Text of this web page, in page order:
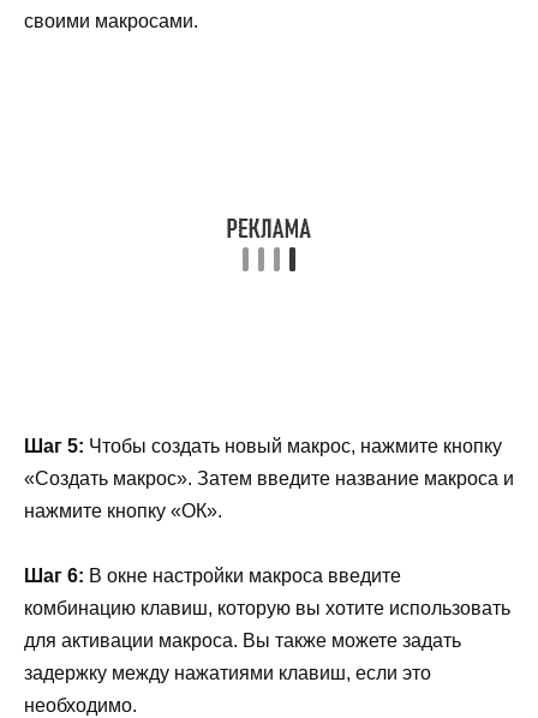
своими макросами.
Шаг 5: Чтобы создать новый макрос, нажмите кнопку
«Создать макрос». Затем введите название макроса и
нажмите кнопку «ОК».
Шаг 6: В окне настройки макроса введите
комбинацию клавиш, которую вы хотите использовать
для активации макроса. Вы также можете задать
задержку между нажатиями клавиш, если это
необходимо.